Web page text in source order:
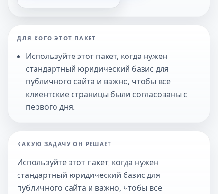
ДЛЯ КОГО ЭТОТ ПАКЕТ
Используйте этот пакет, когда нужен
стандартный юридический базис для
публичного сайта и важно, чтобы все
клиентские страницы были согласованы с
первого дня.
КАКУЮ ЗАДАЧУ ОН РЕШАЕТ
Используйте этот пакет, когда нужен
стандартный юридический базис для
публичного сайта и важно, чтобы все